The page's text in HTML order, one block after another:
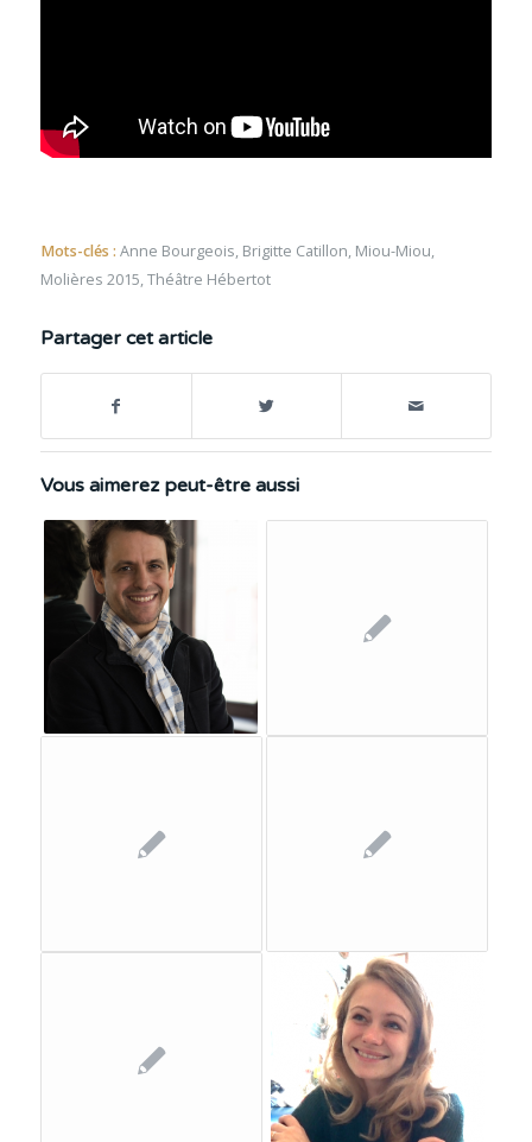
Mots-clés : Anne Bourgeois, Brigitte Catillon, Miou-Miou,
Molières 2015,Théâtre Hébertot
Partager cet article
Vous aimerez peut-être aussi